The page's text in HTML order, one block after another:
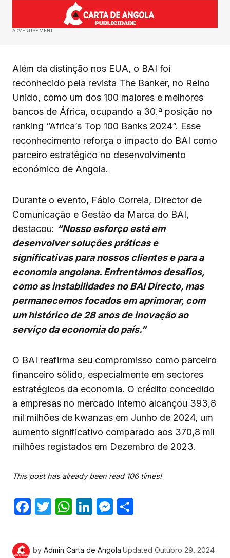
ADVERTISEMENT
Além da distinção nos EUA, o BAI foi
reconhecido pela revista The Banker, no Reino
Unido, como um dos 100 maiores e melhores
bancos de África, ocupando a 30.ª posição no
ranking “Africa’s Top 100 Banks 2024”. Esse
reconhecimento reforça o impacto do BAI como
parceiro estratégico no desenvolvimento
económico de Angola.
Durante o evento, Fábio Correia, Director de
Comunicação e Gestão da Marca do BAI,
destacou: “Nosso esforço está em
desenvolver soluções práticas e
significativas para nossos clientes e para a
economia angolana. Enfrentámos desafios,
como as instabilidades no BAI Directo, mas
permanecemos focados em aprimorar, com
um histórico de 28 anos de inovação ao
serviço da economia do país.”
O BAI reafirma seu compromisso como parceiro
financeiro sólido, especialmente em sectores
estratégicos da economia. O crédito concedido
a empresas no mercado interno alcançou 393,8
mil milhões de kwanzas em Junho de 2024, um
aumento significativo comparado aos 370,8 mil
milhões registados em Dezembro de 2023.
This post has already been read 106 times!
Facebook
Twitter
WhatsApp
LinkedIn
Messenger
by Admin Carta de Angola.Updated Outubro 29, 2024